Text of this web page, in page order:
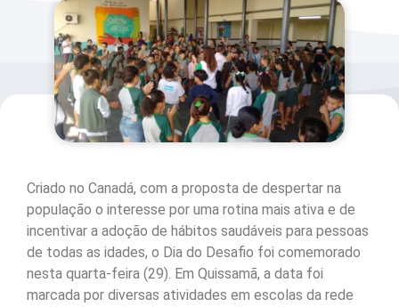
Criado no Canadá, com a proposta de despertar na
população o interesse por uma rotina mais ativa e de
incentivar a adoção de hábitos saudáveis para pessoas
de todas as idades, o Dia do Desafio foi comemorado
nesta quarta-feira (29). Em Quissamã, a data foi
marcada por diversas atividades em escolas da rede